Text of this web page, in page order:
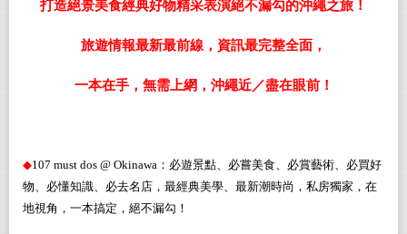
打造絕景美食經典好物精采表演絕不漏勾的沖繩之旅 ！
旅遊情報最新最前線，資訊最完整全面，
一本在手， 無需上網，沖繩近／盡在眼前！
◆107 must dos @ Okinawa ：必遊景點、必嘗美食、必賞藝術、必買好
物、必懂知識、必去名店，最經典美學、最新潮時尚，私房獨家， 在
地視角， 一本搞定 ，絕不漏勾 ！